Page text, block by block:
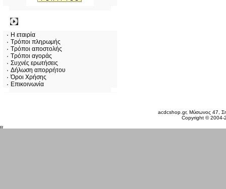
Η εταιρία
Τρόποι πληρωμής
Τρόποι αποστολής
Τρόποι αγοράς
Συχνές ερωτήσεις
Δήλωση απορρήτου
Όροι Χρήσης
Επικοινωνία
acdcshop.gr, Μύσωνος 47,
Copyright ©